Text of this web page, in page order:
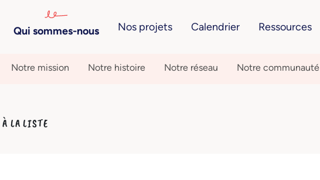
Qui sommes-nous Nos projets Calendrier Ressources
Notre mission Notre histoire Notre réseau Notre communauté
À LA LISTE